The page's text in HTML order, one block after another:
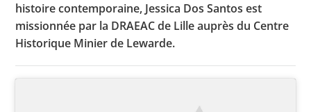
histoire contemporaine, Jessica Dos Santos est
missionnée par la DRAEAC de Lille auprès du Centre
Historique Minier de Lewarde.